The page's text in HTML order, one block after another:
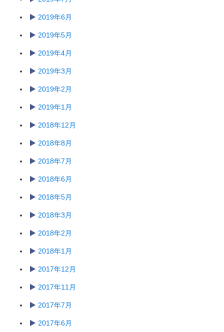
2019年6月
2019年5月
2019年4月
2019年3月
2019年2月
2019年1月
2018年12月
2018年8月
2018年7月
2018年6月
2018年5月
2018年3月
2018年2月
2018年1月
2017年12月
2017年11月
2017年7月
2017年6月